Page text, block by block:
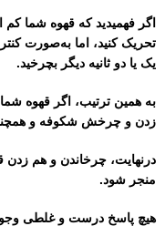
اگر فهمیدید که قهوه شما
تحریک کنید، اما به‌صورت
یک یا دو ثانیه دیگر بچرخید.
به همین ترتیب، اگر قهوه
زدن و چرخش شکوفه و
درنهایت، چرخاندن و هم زدن
منجر شود.
هیچ پاسخ درست و غلطی